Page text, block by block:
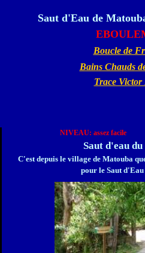
Saut d'Eau de
Boucle de
Bains Chauds
Trace Victor
NIVEAU: assez
Saut d'eau
C'est depuis le village de Matouba
pour le Saut